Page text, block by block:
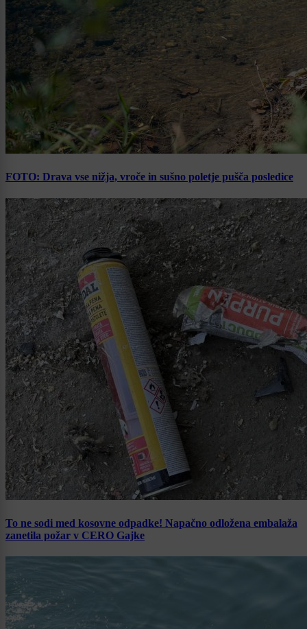
FOTO: Drava vse nižja, vroče in sušno poletje pušča posledice
To ne sodi med kosovne odpadke! Napačno odložena embalaža
zanetila požar v CERO Gajke